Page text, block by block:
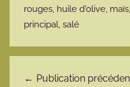
rouges, huile d'olive, maïs,
principal, salé
Publication